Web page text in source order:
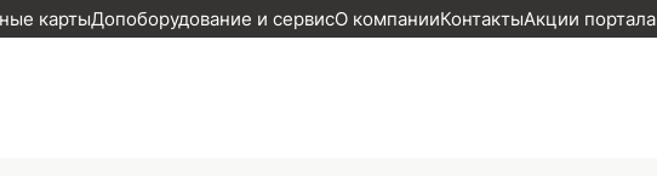
картыДопоборудование и сервисО компанииКонтактыАкции портала